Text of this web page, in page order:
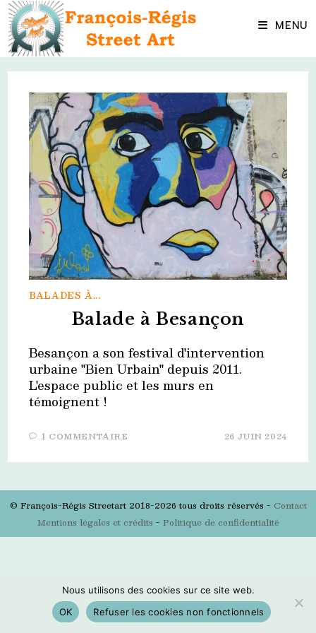
Skip
content MENU
BALADES À...
Balade à Besançon
Besançon a son festival d'intervention
urbaine "Bien Urbain" depuis 2011.
L'espace public et les murs en
témoignent !
1 COMMENTAIRE 26 JUIN 2024
© François-Régis Streetart 2018-2026 tous droits réservés - Contact
Mentions légales et crédits - Politique de confidentialité
Nous utilisons des cookies sur ce site web.
OK
Refuser les cookies non fonctionnels